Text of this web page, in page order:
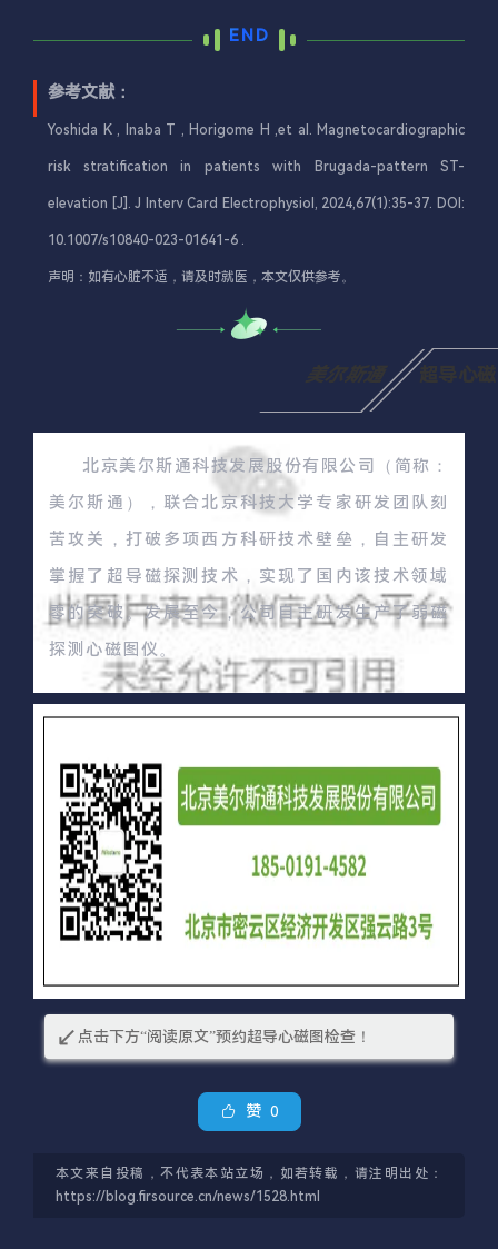
END
参考文献：
Yoshida K , Inaba T , Horigome H ,et al. Magnetocardiographic
risk stratification in patients with Brugada-pattern ST-
elevation [J]. J Interv Card Electrophysiol, 2024,67(1):35-37. DOI:
10.1007/s10840-023-01641-6 .
声明：如有心脏不适，请及时就医，本文仅供参考。
美尔斯通
北京美尔斯通科技发展股份有限公司（简称：
美尔斯通），联合北京科技大学专家研发团队刻
苦攻关，打破多项西方科研技术壁垒，自主研发
掌握了超导磁探测技术，实现了国内该技术领域
零的突破。发展至今，公司自主研发生产了弱磁
探测心磁图仪。
↙ 点击下方“阅读原文”预约超导心磁图检查！
赞 0
本文来自投稿，不代表本站立场，如若转载，请注明出处：
https://blog.firsource.cn/news/1528.html